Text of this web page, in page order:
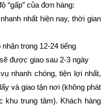
“gấp” của đơn hàng:
nhất hiện nay, thời gian
trong 12-24 tiếng
được giao sau 2-3 ngày
nhanh chóng, tiện lợi nhất,
và giao tận nơi (không phát
khu trung tâm). Khách hàng